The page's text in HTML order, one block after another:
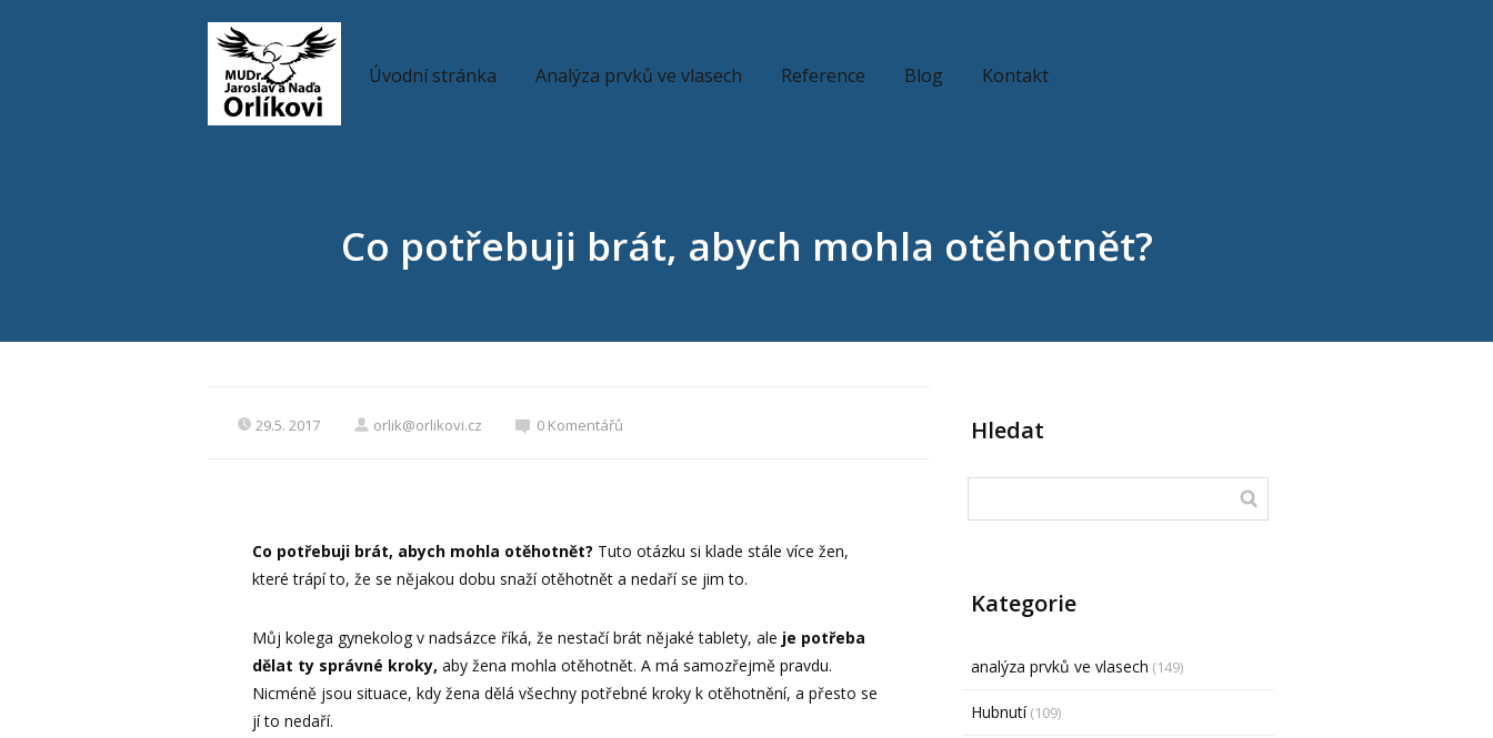
Úvodní stránka Analýza prvků ve vlasech Reference Blog Kontakt
Co potřebuji brát, abych mohla otěhotnět?
29.5. 2017 orlik@orlikovi.cz 0 Komentářů
Co potřebuji brát, abych mohla otěhotnět? Tuto otázku si klade stále více žen,
které trápí to, že se nějakou dobu snaží otěhotnět a nedaří se jim to.
Můj kolega gynekolog v nadsázce říká, že nestačí brát nějaké tablety, ale je potřeba
dělat ty správné kroky, aby žena mohla otěhotnět. A má samozřejmě pravdu.
Nicméně jsou situace, kdy žena dělá všechny potřebné kroky k otěhotnění, a přesto se
jí to nedaří.
Hledat
Kategorie
analýza prvků ve vlasech (149)
Hubnutí(109)